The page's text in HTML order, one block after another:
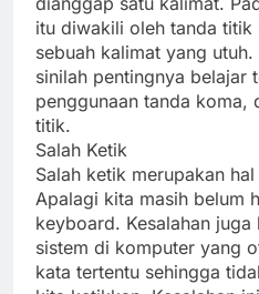
itu diwakili oleh tanda titik
sebuah kalimat yang
sinilah pentingnya belajar
penggunaan tanda koma,
titik.
Salah Ketik
Salah ketik merupakan
Apalagi kita masih belum
keyboard. Kesalahan
sistem di komputer yang
kata tertentu sehingga